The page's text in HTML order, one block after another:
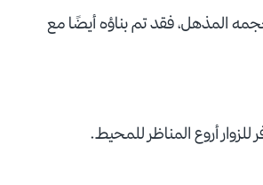
المذهل، فقد تم بناؤه أيضًا مع
أروع المناظر للمحيط.